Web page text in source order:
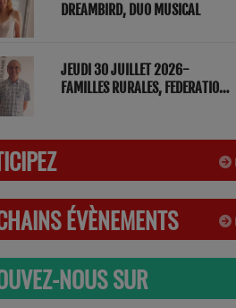
DREAMBIRD, DUO MUSICAL
JEUDI 30 JUILLET 2026-
FAMILLES RURALES, FEDERATION
ÉVÈNEMENTS
NOUS SUR